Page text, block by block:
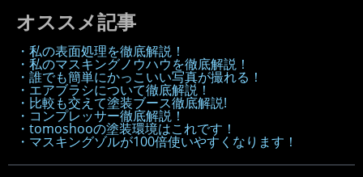
オススメ記事
・私の表面処理を徹底解説！
・私のマスキングノウハウを徹底解説！
・誰でも簡単にかっこいい写真が撮れる！
・エアブラシについて徹底解説！
・比較も交えて塗装ブース徹底解説!
・コンプレッサー徹底解説！
・tomoshooの塗装環境はこれです！
・マスキングゾルが100倍使いやすくなります！